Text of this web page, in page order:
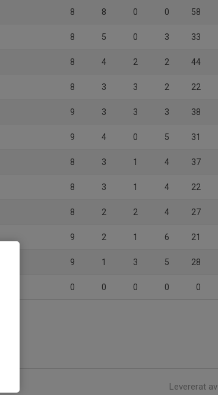
8 8 0 0 58
8 5 0 3 33
8 4 2 2 44
8 3 3 2 22
9 3 3 3 38
9 4 0 5 31
8 3 1 4 37
8 3 1 4 22
8 2 2 4 27
9 2 1 6 21
9 1 3 5 28
0 0 0 0 0
Levererat av